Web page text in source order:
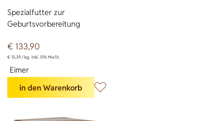
Spezialfutter zur
Geburtsvorbereitung
€ 133,90
€13,39 /kg inkl. 13% MwSt.
Eimer
in den Warenkorb